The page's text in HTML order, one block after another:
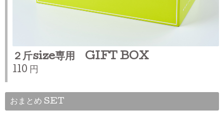
２斤size専用 GIFT BOX
110 円
おまとめ SET